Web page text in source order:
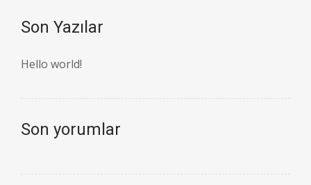
Son Yazılar
Hello world!
Son yorumlar